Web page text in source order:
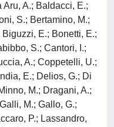
A.; Baldacci, E.;
S.; Bertamino, M.;
E.; Bonetti, E.;
S.; Cantori, I.;
A.; Coppetelli, U.;
E.; Delios, G.; Di
M.; Dragani, A.;
M.; Gallo, G.;
P.; Lassandro,